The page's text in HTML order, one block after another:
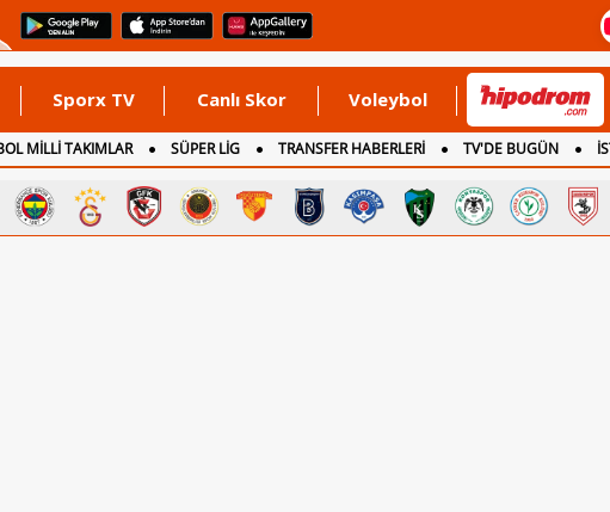
Sporx TV Canlı Skor Voleybol
MİLLİ TAKIMLAR SÜPER LİG TRANSFER HABERLERİ TV'DE BUGÜN